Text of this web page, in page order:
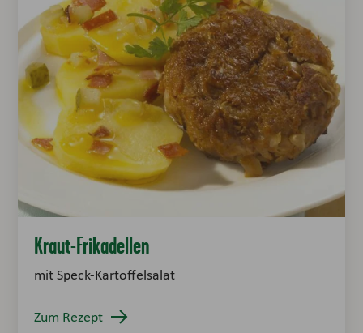
Kraut-Frikadellen
mit Speck-Kartoffelsalat
Zum Rezept